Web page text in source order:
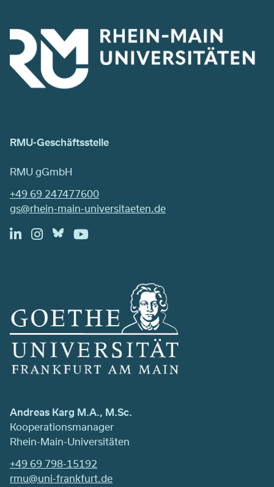
RMU-Geschäftsstelle
RMU gGmbH
+49 69 247477600
gs@rhein-main-universitaeten.de
Andreas Karg M.A., M.Sc.
Kooperationsmanager
Rhein-Main-Universitäten
+49 69 798-15192
rmu@uni-frankfurt.de